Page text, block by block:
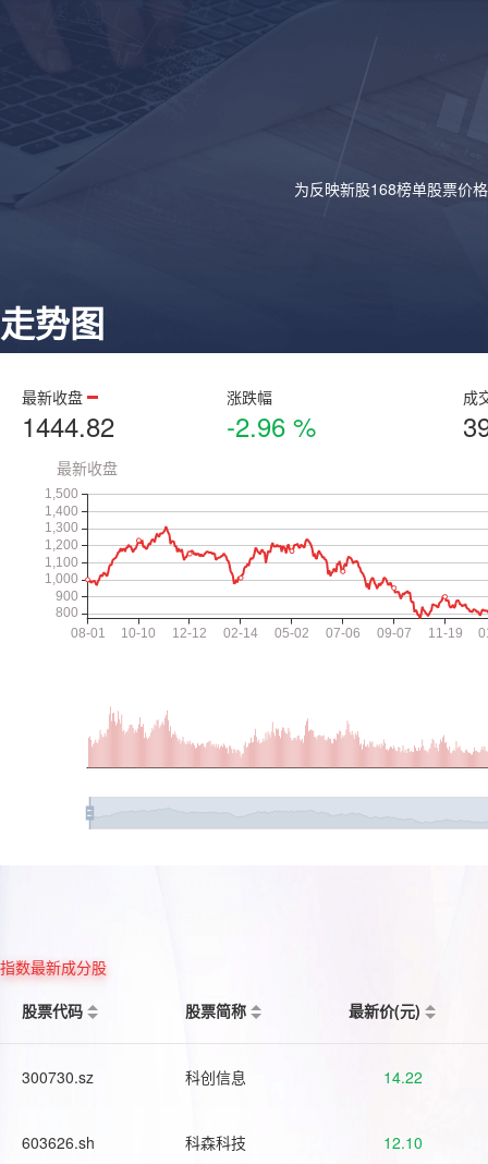
为反映新股168榜单股票价
走势图
最新收盘
1444.82
涨跌幅
-2.96 %
成
指数最新成分股
股票代码
股票简称 最新价(元)
300730.sz 科创信息 14.22
603626.sh 科森科技 12.10